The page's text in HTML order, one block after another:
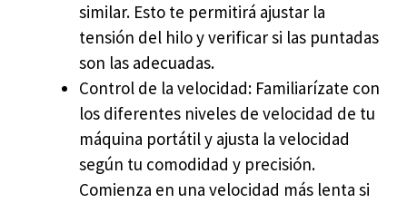
similar. Esto te permitirá ajustar la
tensión del hilo y verificar si las puntadas
son las adecuadas.
Control de la velocidad: Familiarízate con
los diferentes niveles de velocidad de tu
máquina portátil y ajusta la velocidad
según tu comodidad y precisión.
Comienza en una velocidad más lenta si